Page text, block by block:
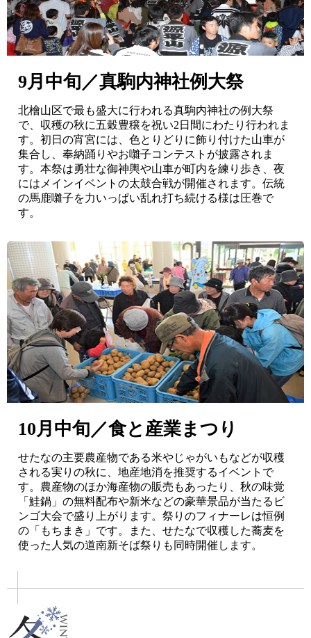
9月中旬／真駒内神社例大祭
北檜山区で最も盛大に行われる真駒内神社の例大祭
で、収穫の秋に五穀豊穣を祝い2日間にわたり行われま
す。初日の宵宮には、色とりどりに飾り付けた山車が
集合し、奉納踊りやお囃子コンテストが披露されま
す。本祭は勇壮な御神輿や山車が町内を練り歩き、夜
にはメインイベントの太鼓合戦が開催されます。伝統
の馬鹿囃子を力いっぱい乱れ打ち続ける様は圧巻で
す。
10月中旬／食と産業まつり
せたなの主要農産物である米やじゃがいもなどが収穫
される実りの秋に、地産地消を推奨するイベントで
す。農産物のほか海産物の販売もあったり、秋の味覚
「鮭鍋」の無料配布や新米などの豪華景品が当たるビ
ンゴ大会で盛り上がります。祭りのフィナーレは恒例
の「もちまき」です。また、せたなで収穫した蕎麦を
使った人気の道南新そば祭りも同時開催します。